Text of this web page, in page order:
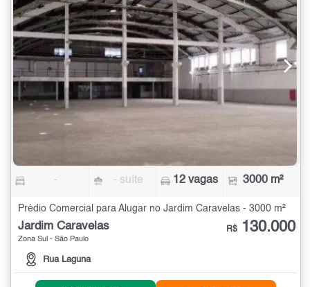
- - suíte 12 vagas 3000 m²
Prédio Comercial para Alugar no Jardim Caravelas - 3000 m²
Jardim Caravelas
Zona Sul - São Paulo
Rua Laguna
R$ 130.000